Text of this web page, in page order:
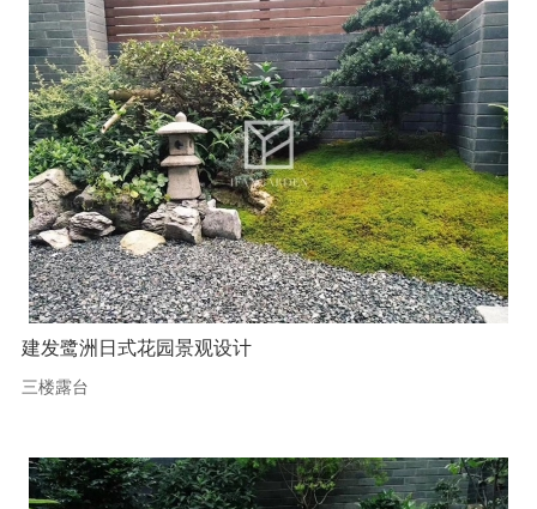
建发鹭洲日式花园景观设计
三楼露台